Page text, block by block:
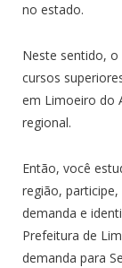
no estado.
Neste sentido,
cursos
em Limoeiro do
regional.
Então, você
região,
demanda e
Prefeitura de
demanda para